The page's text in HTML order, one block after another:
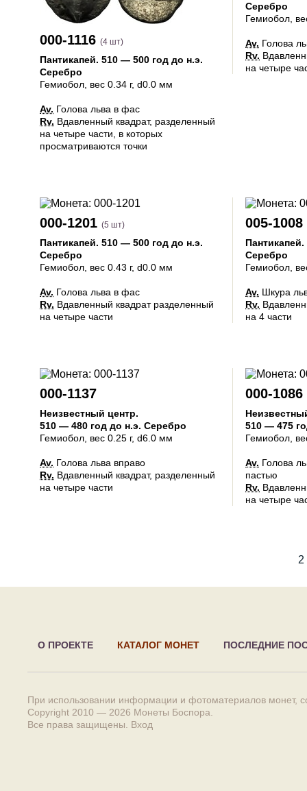
000-1116 (4 шт)
Пантикапей. 510 — 500 год до н.э.
Серебро
Гемиобол , вес 0.34 г, d0.0 мм
Av. Голова льва в фас
Rv. Вдавленный квадрат, разделенный
на четыре части, в которых
просматриваются точки
Серебро
Гемиобол ,
Av. Голова
Rv.
на четыре
000-1201 (5 шт)
Пантикапей. 510 — 500 год до н.э.
Серебро
Гемиобол , вес 0.43 г, d0.0 мм
Av. Голова льва в фас
Rv. Вдавленный квадрат разделенный
на четыре части
005-1008
Пантикапей.
Серебро
Гемиобол ,
Av. Шкура
Rv.
на 4 части
000-1137
Неизвестный центр.
510 — 480 год до н.э. Серебро
Гемиобол , вес 0.25 г, d6.0 мм
Av. Голова льва вправо
Rv. Вдавленный квадрат, разделенный
на четыре части
000-1086
510 — 475
Гемиобол ,
Av. Голова
пастью
Rv.
на четыре
2
О ПРОЕКТЕ КАТАЛОГ МОНЕТ ПОСЛЕДНИЕ
При использовании информации и фотоматериалов монет,
Copyright 2010 — 2026 Монеты Боспора
Все права защищены. Вход